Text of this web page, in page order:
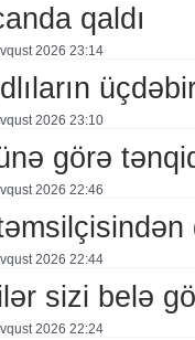
qaldı
2026 23:14
2026 23:10
görə
2026 22:46
2026 22:44
sizi belə
2026 22:24